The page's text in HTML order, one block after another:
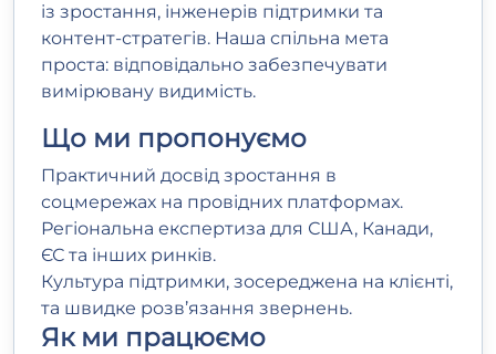
із зростання, інженерів підтримки та
контент‑стратегів. Наша спільна мета
проста: відповідально забезпечувати
вимірювану видимість.
Що ми пропонуємо
Практичний досвід зростання в
соцмережах на провідних платформах.
Регіональна експертиза для США, Канади,
ЄС та інших ринків.
Культура підтримки, зосереджена на клієнті,
та швидке розв’язання звернень.
Як ми працюємо